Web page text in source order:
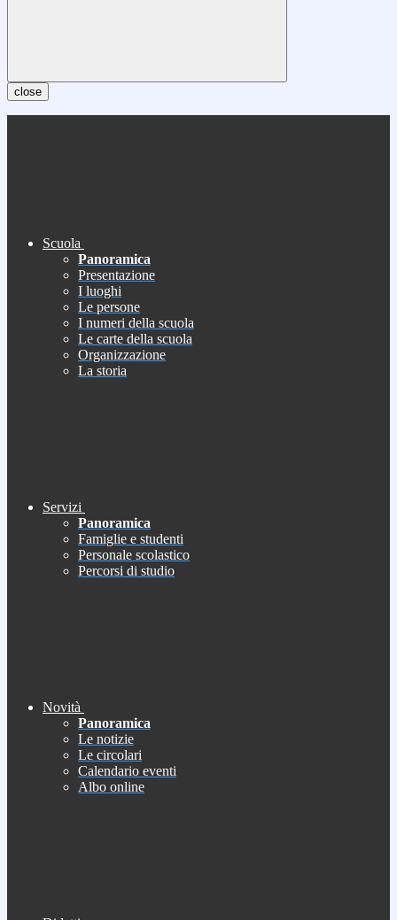
close
Scuola
Panoramica
Presentazione
I luoghi
Le persone
I numeri della scuola
Le carte della scuola
Organizzazione
La storia
Servizi
Panoramica
Famiglie e studenti
Personale scolastico
Percorsi di studio
Novità
Panoramica
Le notizie
Le circolari
Calendario eventi
Albo online